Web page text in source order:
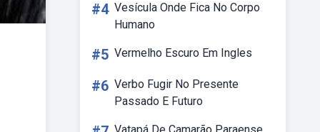
#4 Vesícula Onde Fica No Corpo
Humano
#5 Vermelho Escuro Em Ingles
#6 Verbo Fugir No Presente
Passado E Futuro